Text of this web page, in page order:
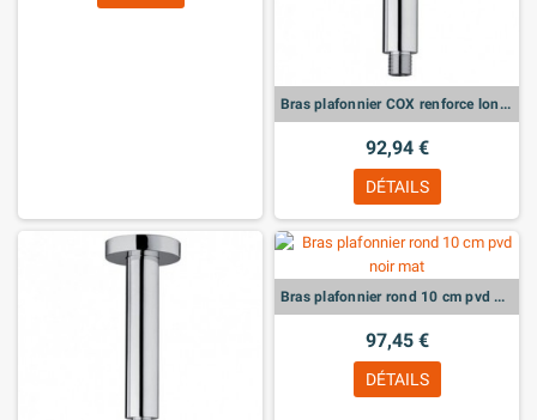
Bras plafonnier COX renforce longueur 200 mm
92,94 €
DÉTAILS
Bras plafonnier rond 10 cm pvd noir mat
97,45 €
DÉTAILS